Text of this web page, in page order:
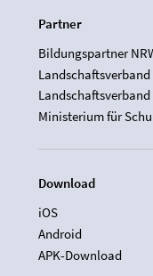
Partner
Bildungspartner
Ministerium für
Download
iOS
Android
APK-Download